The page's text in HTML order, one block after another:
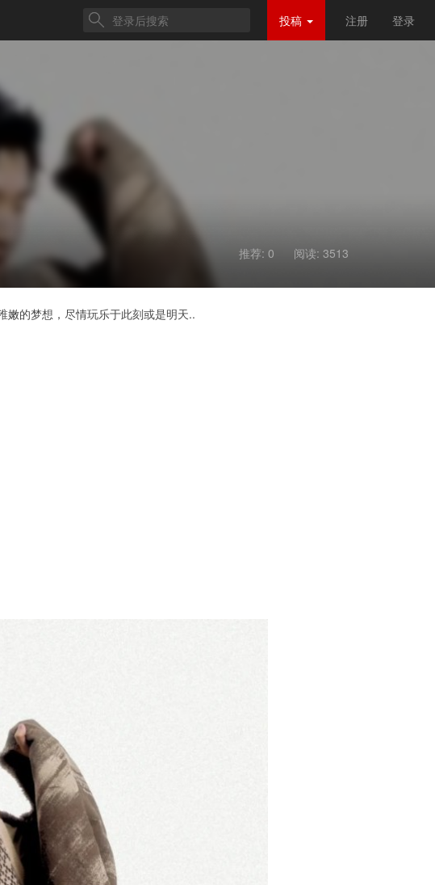
投稿 注册 登录
推荐: 0 阅读: 3513
嫩的梦想，尽情玩乐于此刻或是明天..